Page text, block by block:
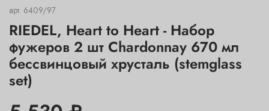
арт. 6409/97
RIEDEL, Heart to Heart - Набор
фужеров 2 шт Chardonnay 670 мл
бессвинцовый хрусталь (stemglass
set)